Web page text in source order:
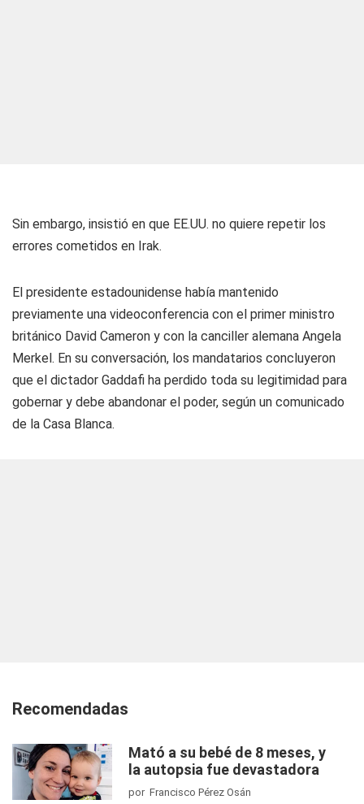
Sin embargo, insistió en que EE.UU. no quiere repetir los
errores cometidos en Irak.
El presidente estadounidense había mantenido
previamente una videoconferencia con el primer ministro
británico David Cameron y con la canciller alemana Angela
Merkel. En su conversación, los mandatarios concluyeron
que el dictador Gaddafi ha perdido toda su legitimidad para
gobernar y debe abandonar el poder, según un comunicado
de la Casa Blanca.
Recomendadas
Mató a su bebé de 8 meses, y
la autopsia fue devastadora
por Francisco Pérez Osán